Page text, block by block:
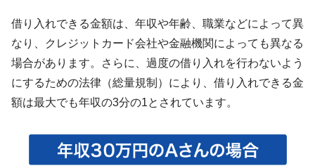
借り入れできる金額は、年収や年齢、職業などによって異
なり、クレジットカード会社や金融機関によっても異なる
場合があります。さらに、過度の借り入れを行わないよう
にするための法律（総量規制）により、借り入れできる金
額は最大でも年収の3分の1とされています。